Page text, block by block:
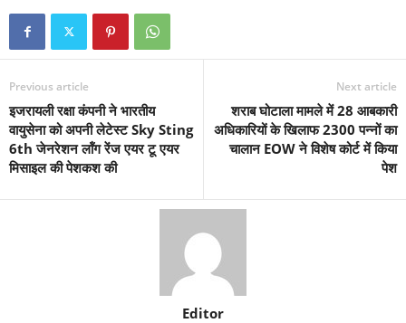
Previous article
इजरायली रक्षा कंपनी ने भारतीय
वायुसेना को अपनी लेटेस्ट Sky Sting
6th जेनरेशन लॉंग रेंज एयर टू एयर
मिसाइल की पेशकश की
Next article
शराब घोटाला मामले में 28 आबकारी
अधिकारियों के खिलाफ 2300 पन्नों का
चालान EOW ने विशेष कोर्ट में किया
पेश
Editor